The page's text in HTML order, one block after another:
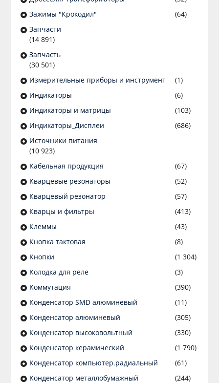
Зажимы "Крокодил"
(64)
Запчасти
(14 891)
Запчасть
(30 501)
Измерительные приборы и инструмент
(1)
Индикаторы
(6)
Индикаторы и матрицы
(103)
Индикаторы_Дисплеи
(686)
Источники питания
(10 923)
Кабельная продукция
(67)
Кварцевые резонаторы
(52)
Кварцевый резонатор
(57)
Кварцы и фильтры
(413)
Клеммы
(43)
Кнопка тактовая
(8)
Кнопки
(1 304)
Колодка для реле
(3)
Коммутация
(390)
Конденсатор SMD алюминевый
(11)
Конденсатор алюминевый
(305)
Конденсатор высоковольтный
(330)
Конденсатор керамический
(1 790)
Конденсатор компьютер.радиальный
(61)
Конденсатор металлобумажный
(244)